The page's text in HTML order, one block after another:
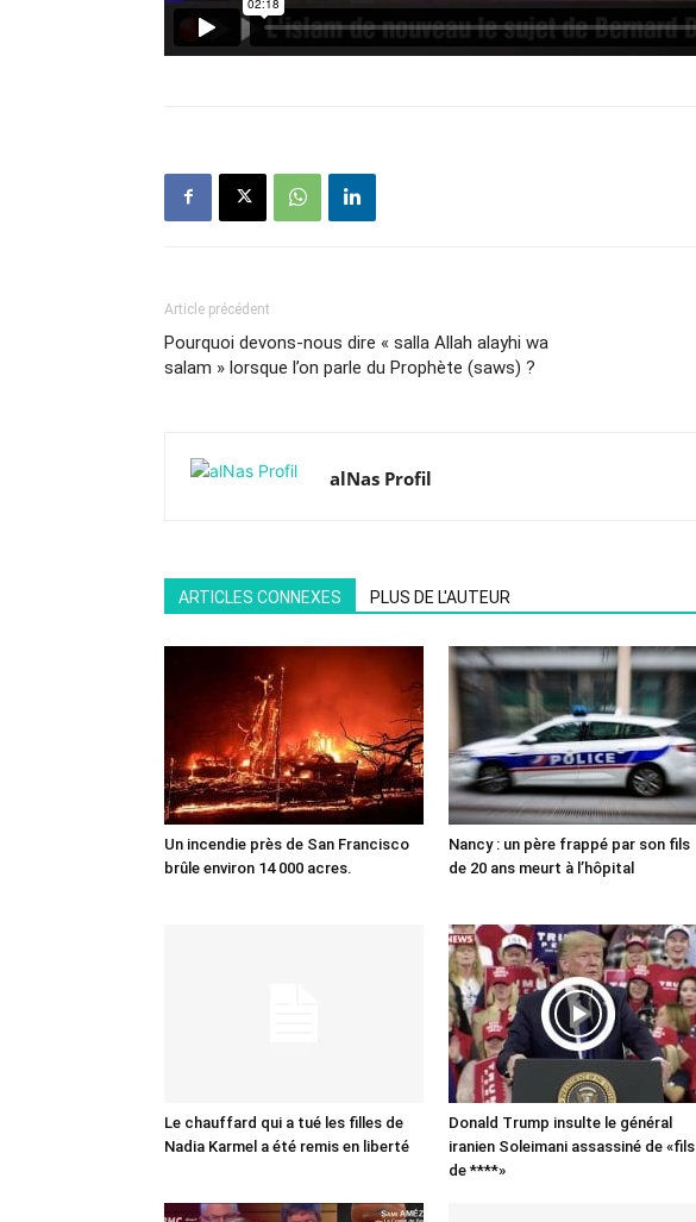
Article précédent
Pourquoi devons-nous dire « salla Allah alayhi wa
salam » lorsque l’on parle du Prophète (saws) ?
alNas Profil
ARTICLES CONNEXES PLUS DE L'AUTEUR
Un incendie près de San Francisco
brûle environ 14 000 acres.
Nancy : un père frappé par son fils
de 20 ans meurt à l’hôpital
Le chauffard qui a tué les filles de
Nadia Karmel a été remis en liberté
Donald Trump insulte le général
iranien Soleimani assassiné de «fils
de ****»